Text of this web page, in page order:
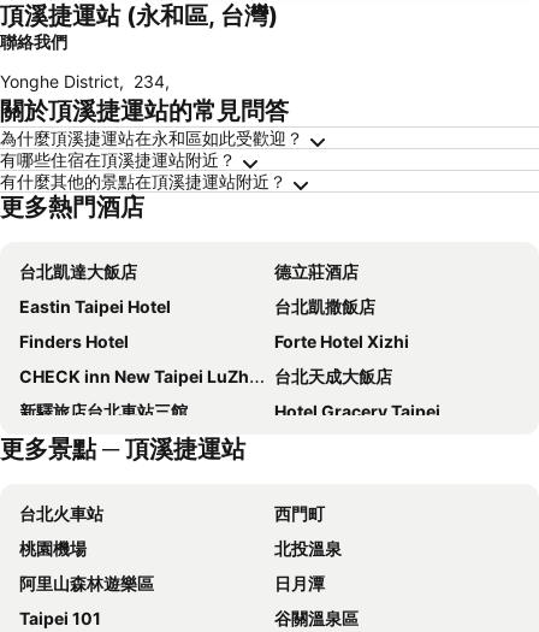
頂溪捷運站 (永和區, 台灣)
聯絡我們
Yonghe District, 234,
關於頂溪捷運站的常見問答
為什麼頂溪捷運站在永和區如此受歡迎？
有哪些住宿在頂溪捷運站附近？
有什麼其他的景點在頂溪捷運站附近？
更多熱門酒店
台北凱達大飯店
德立莊酒店
Eastin Taipei Hotel
台北凱撒飯店
Finders Hotel
Forte Hotel Xizhi
CHECK inn New Taipei LuZhou
台北天成大飯店
新驛旅店台北車站三館
Hotel Gracery Taipei
台北西門町意舍
Hotel Cham Cham Taipei
路徒行旅
瓏山林台北中和飯店
和苑三井花園飯店 台北忠孝
The Grand Hotel
Mayer Inn
台北花園大酒店
Solaria Nisitetsu Hotel Taipei Ximen
更多景點 ─ 頂溪捷運站
台北火車站
西門町
桃園機場
北投溫泉
阿里山森林遊樂區
日月潭
Taipei 101
谷關溫泉區